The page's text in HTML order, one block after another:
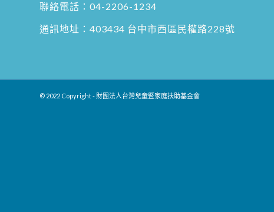
聯絡電話： 04-2206-1234
通訊地址： 403434 台中市西區民權路228號
© 2022 Copyright - 財團法人台灣兒童暨家庭扶助基金會